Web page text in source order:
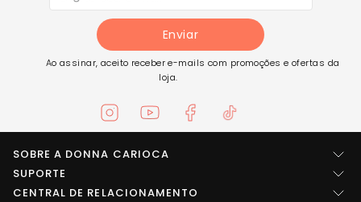
Enviar
Ao assinar, aceito receber e-mails com promoções e ofertas da
loja.
SOBRE A DONNA CARIOCA
Quem somos
SUPORTE
Central de ajuda
CENTRAL DE RELACIONAMENTO